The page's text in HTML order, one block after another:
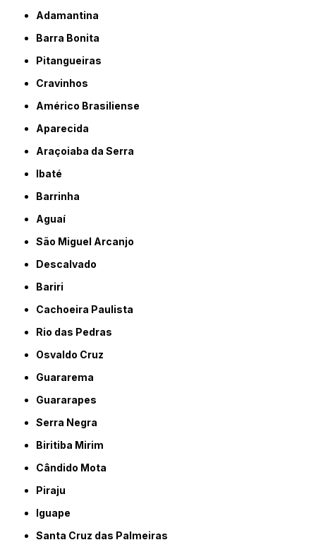
Adamantina
Barra Bonita
Pitangueiras
Cravinhos
Américo Brasiliense
Aparecida
Araçoiaba da Serra
Ibaté
Barrinha
Aguaí
São Miguel Arcanjo
Descalvado
Bariri
Cachoeira Paulista
Rio das Pedras
Osvaldo Cruz
Guararema
Guararapes
Serra Negra
Biritiba Mirim
Cândido Mota
Piraju
Iguape
Santa Cruz das Palmeiras